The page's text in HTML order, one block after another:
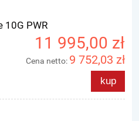
10G PWR
11 995,00 zł
Cena netto: 9 752,03 zł
kup